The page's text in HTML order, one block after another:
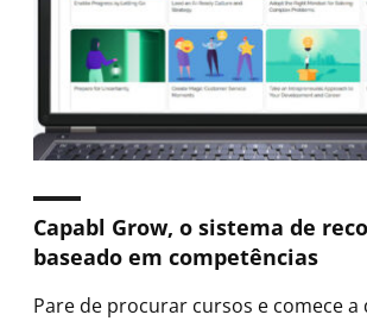
Capabl Grow, o sistema de
baseado em competências
Pare de procurar cursos e comece a